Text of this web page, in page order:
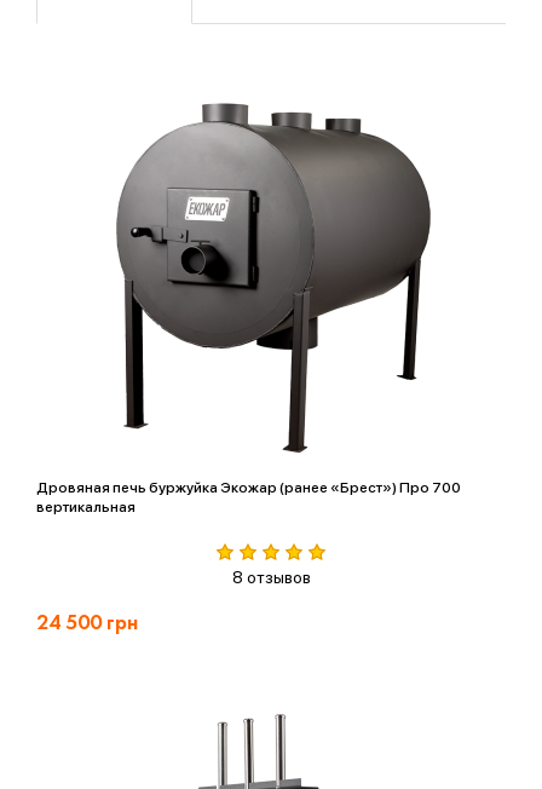
Дровяная печь буржуйка Экожар (ранее «Брест») Про 700
вертикальная
8 отзывов
24 500грн